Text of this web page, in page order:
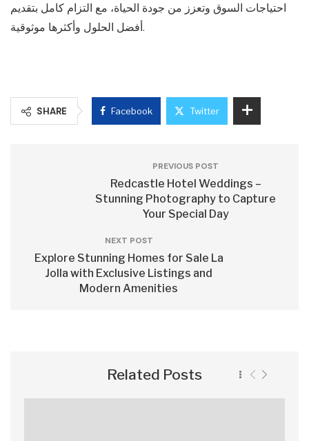
احتياجات السوق وتعزز من جودة الحياة، مع التزام كامل بتقديم
أفضل الحلول وأكثرها موثوقية.
SHARE Facebook Twitter
PREVIOUS POST
Redcastle Hotel Weddings –
Stunning Photography to Capture
Your Special Day
NEXT POST
Explore Stunning Homes for Sale La
Jolla with Exclusive Listings and
Modern Amenities
Related Posts